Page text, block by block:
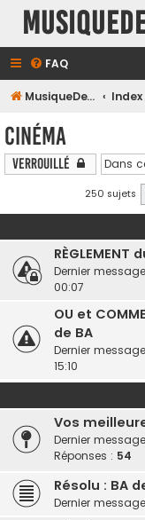
FAQ
MusiqueDePub.com
Cinéma
Verrouillé
250 sujets
RÈGLEMENT
Dernier
00:07
OU et
de BA
Dernier
15:10
Vos
Dernier
Réponses : 54
Résolu : BA
Dernier